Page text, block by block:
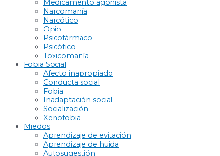
Medicamento agonista
Narcomanía
Narcótico
Opio
Psicofármaco
Psicótico
Toxicomanía
Fobia Social
Afecto inapropiado
Conducta social
Fobia
Inadaptación social
Socialización
Xenofobia
Miedos
Aprendizaje de evitación
Aprendizaje de huida
Autosugestión